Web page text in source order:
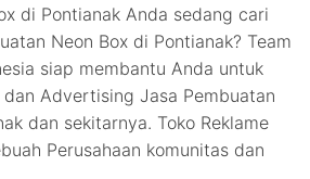
di Pontianak Anda sedang cari
Neon Box di Pontianak? Team
siap membantu Anda untuk
dan Advertising Jasa Pembuatan
dan sekitarnya. Toko Reklame
Perusahaan komunitas dan